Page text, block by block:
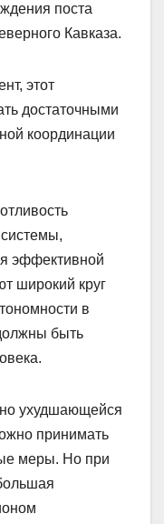
поста
Кавказа.
этот
достаточными
координации
эффективной
широкий круг
в
быть
ухудшающейся
принимать
меры. Но при